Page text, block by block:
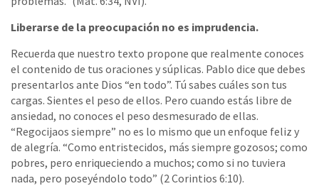
Liberarse de la preocupación no es imprudencia.
Recuerda que nuestro texto propone que realmente conoces
el contenido de tus oraciones y súplicas. Pablo dice que debes
presentarlos ante Dios “en todo”. Tú sabes cuáles son tus
cargas. Sientes el peso de ellos. Pero cuando estás libre de
ansiedad, no conoces el peso desmesurado de ellas.
“Regocijaos siempre” no es lo mismo que un enfoque feliz y
de alegría. “Como entristecidos, más siempre gozosos; como
pobres, pero enriqueciendo a muchos; como si no tuviera
nada, pero poseyéndolo todo” (2 Corintios 6:10).